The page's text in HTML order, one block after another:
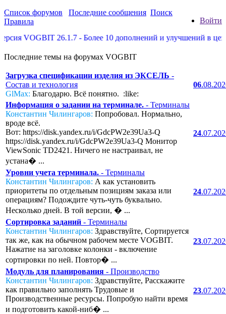
Войти
Список форумов Последние сообщения Поиск
Правила
VOGBIT 26.1.7 - Более 10 дополнений и улучшений в
Последние темы на форумах VOGBIT
Загрузка спецификации изделия из ЭКСЕЛЬ -
Состав и технология
GlMax: Благодарю. Всё понятно. :like:
06
Информация о задании на терминале. - Терминалы
Константин Чилингаров: Попробовал. Нормально,
вроде всё.
Вот: https://disk.yandex.ru/i/GdcPW2e39Ua3-Q
https://disk.yandex.ru/i/GdcPW2e39Ua3-Q Монитор
ViewSonic TD2421. Ничего не настраивал, не
устана� ...
24
Уровни учета терминала. - Терминалы
Константин Чилингаров: А как установить
приоритеты по отдельным позициям заказа или
операциям? Подождите чуть-чуть буквально.
Несколько дней. В той версии, � ...
24
Сортировка заданий - Терминалы
Константин Чилингаров: Здравствуйте, Сортируется
так же, как на обычном рабочем месте VOGBIT.
Нажатие на заголовке колонки - включение
сортировки по ней. Повтор� ...
23
Модуль для планирования - Производство
Константин Чилингаров: Здравствуйте, Расскажите
как правильно заполнять Трудовые и
Производственные ресурсы. Попробую найти время
и подготовить какой-ниб� ...
23